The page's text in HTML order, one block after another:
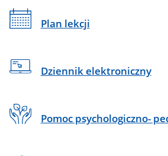
Plan lekcji
Dziennik elektroniczny
Pomoc psychologiczno-